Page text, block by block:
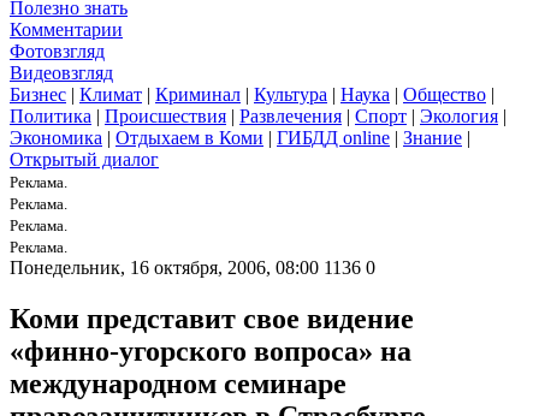
Полезно знать
Комментарии
Фотовзгляд
Видеовзгляд
Бизнес | Климат | Криминал | Культура | Наука | Общество |
Политика | Происшествия | Развлечения | Спорт | Экология |
Экономика | Отдыхаем в Коми | ГИБДД online | Знание |
Открытый диалог
Реклама.
Реклама.
Реклама.
Реклама.
Понедельник, 16 октября, 2006, 08:00 1136 0
Коми представит свое видение
«финно-угорского вопроса» на
международном семинаре